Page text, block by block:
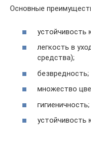
Основные
устойчивость
легкость в
средства);
безвредность;
множество
гигиеничность;
устойчивость